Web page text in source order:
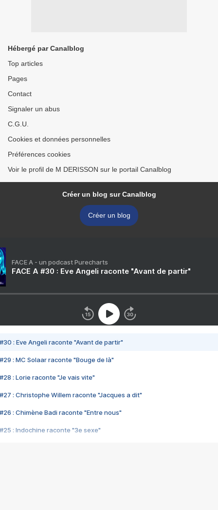
Hébergé par Canalblog
Top articles
Pages
Contact
Signaler un abus
C.G.U.
Cookies et données personnelles
Préférences cookies
Voir le profil de M DERISSON sur le portail Canalblog
Créer un blog sur Canalblog
Créer un blog
FACE A - un podcast Purecharts
FACE A #30 : Eve Angeli raconte "Avant de partir"
#30 : Eve Angeli raconte "Avant de partir"
#29 : MC Solaar raconte "Bouge de là"
#28 : Lorie raconte "Je vais vite"
#27 : Christophe Willem raconte "Jacques a dit"
#26 : Chimène Badi raconte "Entre nous"
#25 : Indochine raconte "3e sexe"